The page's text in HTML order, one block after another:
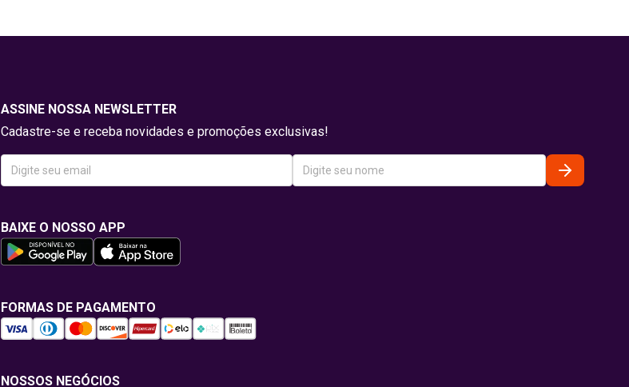
ASSINE NOSSA NEWSLETTER
Cadastre-se e receba novidades e promoções exclusivas!
BAIXE O NOSSO APP
FORMAS DE PAGAMENTO
NOSSOS NEGÓCIOS